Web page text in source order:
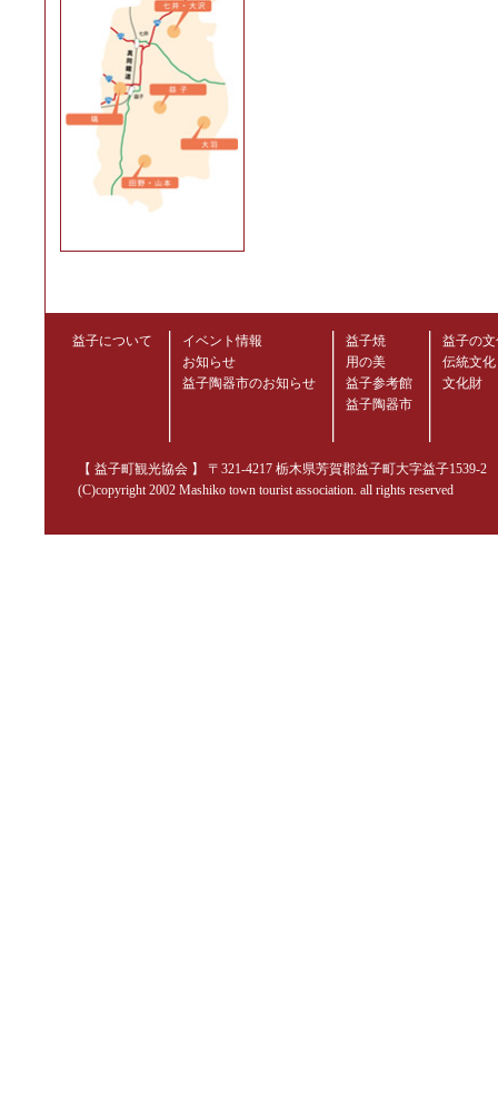
益子について
イベント情報
お知らせ
益子陶器市のお知らせ
益子焼
用の美
益子参考館
益子陶器市
益子の
伝統文化
文化財
【 益子町観光協会 】 〒321-4217 栃木県芳賀郡益子町大字益子1539-
(C)copyright 2002 Mashiko town tourist association. all rights reserved